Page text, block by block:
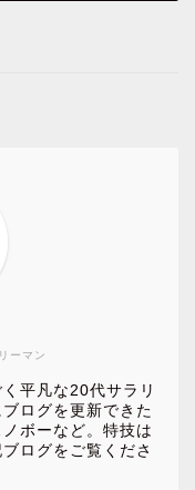
ーマン
平凡な20代サラリ
ログを更新できた
ボーなど。特技は
ログをご覧くださ